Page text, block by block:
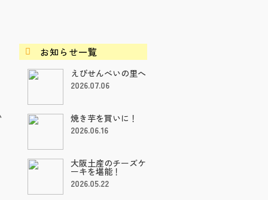
 お知らせ一覧
えびせんべいの里へ
2026.07.06
焼き芋を買いに！
2026.06.16
大阪土産のチーズケ
ーキを堪能！
2026.05.22